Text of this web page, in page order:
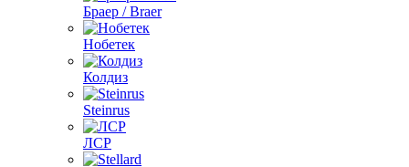
Браер / Braer
Нобетек
Колдиз
Steinrus
ЛСР